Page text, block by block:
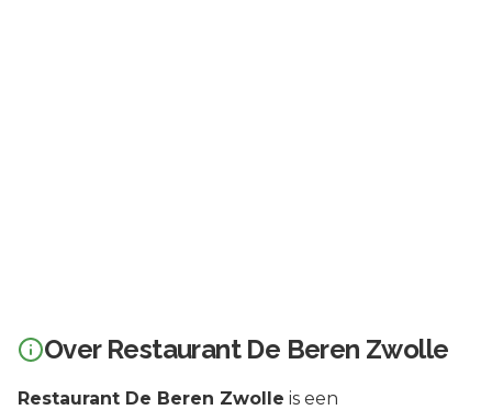
Over Restaurant De Beren Zwolle
Restaurant De Beren Zwolle is een